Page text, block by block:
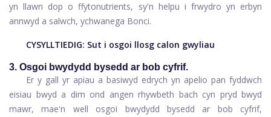
yn llawn dop o ffytonutrients, sy'n helpu i frwydro yn erbyn
annwyd a salwch, ychwanega Bonci.
CYSYLLTIEDIG: Sut i osgoi llosg calon gwyliau
3. Osgoi bwydydd bysedd ar bob cyfrif.
Er y gall yr apiau a basiwyd edrych yn apelio pan fyddwch
eisiau bwyd a dim ond angen rhywbeth bach cyn pryd bwyd
mawr, mae'n well osgoi bwydydd bysedd ar bob cyfrif,